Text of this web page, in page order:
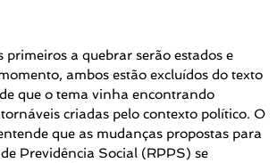
primeiros a quebrar serão estados e
ambos estão excluídos do texto
que o tema vinha encontrando
criadas pelo contexto político. O
que as mudanças propostas para
Previdência Social (RPPS) se